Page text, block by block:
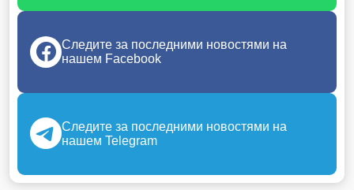
Следите за последними новостями на
нашем Facebook
Следите за последними новостями на
нашем Telegram